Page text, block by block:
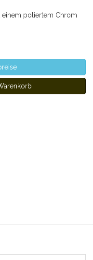
einem poliertem Chrom